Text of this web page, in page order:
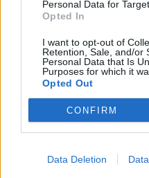
Personal Data for
Opted In
I want to opt-out of
Retention, Sale, and/or
Personal Data that Is
Purposes for which it
Opted Out
CONFIRM
Data Deletion
διαρκή ροή της ζωής.
συναισθηματικά,
αποτυπωθούν. «Μερικές
δυνατή από την
Τα «δωμάτια» της ψυχής
Η νέα της δουλειά, με
εσωτερικό δωμάτιο
Τρία μικρά έργα αυτής